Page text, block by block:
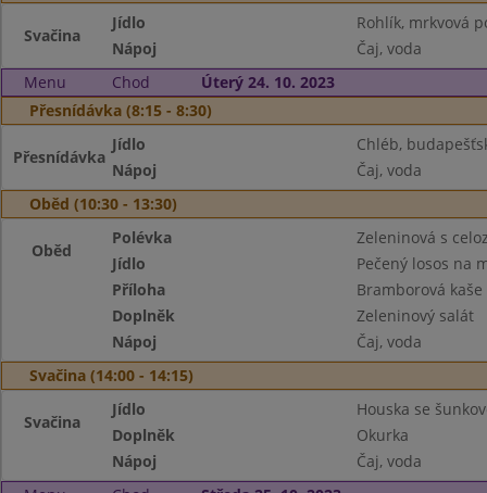
Svačina
Jídlo
Rohlík, mrkvová
Nápoj
Čaj, voda
Menu
Chod
Úterý 24. 10. 2023
Přesnídávka (8:15 - 8:30)
Přesnídávka
Jídlo
Chléb,
Nápoj
Čaj, voda
Oběd (10:30 - 13:30)
Oběd
Polévka
Zeleninová s
Jídlo
Pečený losos na
Příloha
Bramborová kaše
Doplněk
Zeleninový salát
Nápoj
Čaj, voda
Svačina (14:00 - 14:15)
Svačina
Jídlo
Houska se
Doplněk
Okurka
Nápoj
Čaj, voda